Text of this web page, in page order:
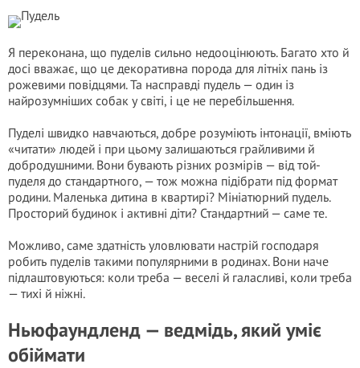
Я переконана, що пуделів сильно недооцінюють. Багато хто й
досі вважає, що це декоративна порода для літніх пань із
рожевими повідцями. Та насправді пудель — один із
найрозумніших собак у світі, і це не перебільшення.
Пуделі швидко навчаються, добре розуміють інтонації, вміють
«читати» людей і при цьому залишаються грайливими й
добродушними. Вони бувають різних розмірів — від той-
пуделя до стандартного, — тож можна підібрати під формат
родини. Маленька дитина в квартирі? Мініатюрний пудель.
Просторий будинок і активні діти? Стандартний — саме те.
Можливо, саме здатність уловлювати настрій господаря
робить пуделів такими популярними в родинах. Вони наче
підлаштовуються: коли треба — веселі й галасливі, коли треба
— тихі й ніжні.
Ньюфаундленд — ведмідь, який уміє
обіймати